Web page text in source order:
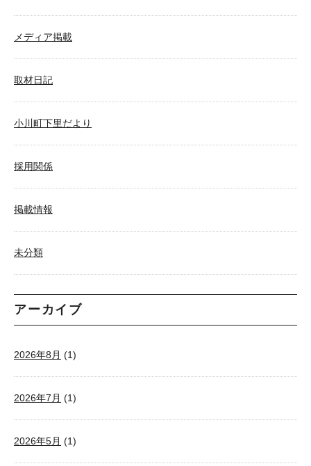
メディア掲載
取材日記
小川町下里だより
採用関係
掲載情報
未分類
アーカイブ
2026年8月 (1)
2026年7月 (1)
2026年5月 (1)